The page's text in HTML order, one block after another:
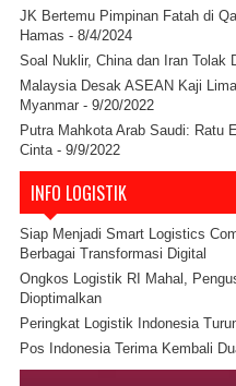
JK Bertemu Pimpinan Fatah di
Hamas - 8/4/2024
Soal Nuklir, China dan Iran Tolak
Malaysia Desak ASEAN Kaji
Myanmar - 9/20/2022
Putra Mahkota Arab Saudi: Ratu
Cinta - 9/9/2022
INFO LOGISTIK
Siap Menjadi Smart Logistics
Berbagai Transformasi Digital
Ongkos Logistik RI Mahal,
Dioptimalkan
Peringkat Logistik Indonesia
Pos Indonesia Terima Kembali